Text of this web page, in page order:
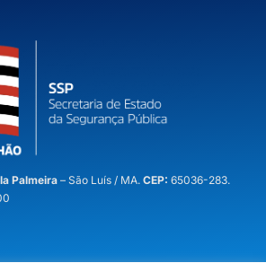
Palmeira– São Luís / MA.CEP: 65036-283.